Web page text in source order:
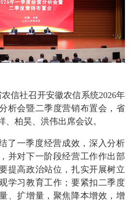
信社召开安徽农信系统2026年
析会暨二季度营销布置会 ，省
、柏昊、洪伟出席会议。
了一季度经营成效，深入分析
并对下一阶段经营工作作出部
提高政治站位，扎实开展树立
学习教育工作；要紧扣二季度
、扩增量，聚焦降本增效，增